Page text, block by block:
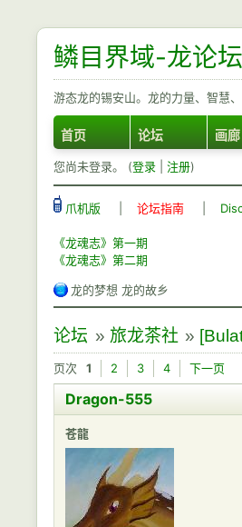
鳞目界域-龙论坛
游态龙的锡安山。龙的力量、智慧
首页 论坛 画廊
您尚未登录。 (登录 注册)
爪机版 论坛指南
《龙魂志》第一期
《龙魂志》第二期
龙的梦想 龙的故乡
论坛 » 旅龙茶社 »
页次 1 2 3 4 下一页
Dragon-555
苍龍